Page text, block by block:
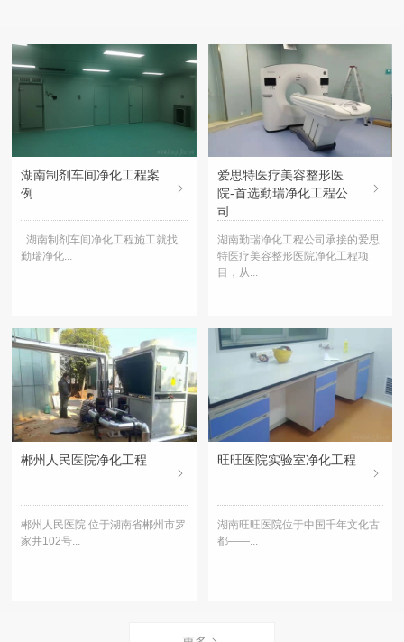
湖南制剂车间净化工程案
例
湖南制剂车间净化工程施工就找
勤瑞净化...
爱思特医疗美容整形医
院-首选勤瑞净化工程公
司
湖南勤瑞净化工程公司承接的爱思
特医疗美容整形医院净化工程项
目，从...
郴州人民医院净化工程
郴州人民医院 位于湖南省郴州市罗
家井102号...
旺旺医院实验室净化工程
湖南旺旺医院位于中国千年文化古
都——...